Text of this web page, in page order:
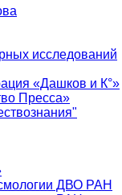
исследований
«Дашков и К°»
Пресса»
ДВО РАН